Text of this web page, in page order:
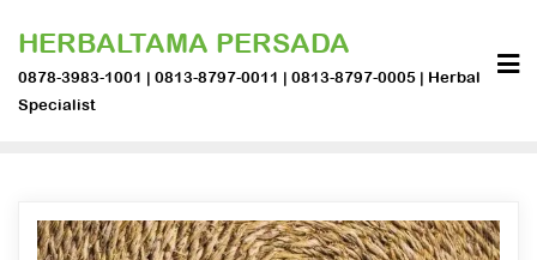
content
HERBALTAMA PERSADA
0878-3983-1001 | 0813-8797-0011 | 0813-8797-0005 | Herbal
Specialist